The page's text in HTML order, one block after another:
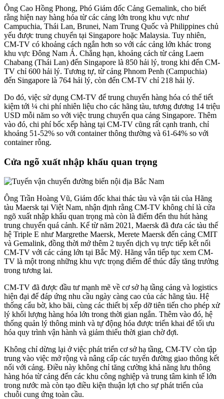
Ông Cao Hồng Phong, Phó Giám đốc Cảng Gemalink, cho biết
rằng hiện nay hàng hóa từ các cảng lớn trong khu vực như
Campuchia, Thái Lan, Brunei, Nam Trung Quốc và Philippines chủ
yếu được trung chuyển tại Singapore hoặc Malaysia. Tuy nhiên,
CM-TV có khoảng cách ngắn hơn so với các cảng lớn khác trong
khu vực Đông Nam Á. Chẳng hạn, khoảng cách từ cảng Laem
Chabang (Thái Lan) đến Singapore là 850 hải lý, trong khi đến CM-
TV chỉ 600 hải lý. Tương tự, từ cảng Phnom Penh (Campuchia)
đến Singapore là 764 hải lý, còn đến CM-TV chỉ 218 hải lý.
Do đó, việc sử dụng CM-TV để trung chuyển hàng hóa có thể tiết
kiệm tới ¼ chi phí nhiên liệu cho các hãng tàu, tương đương 14 triệu
USD mỗi năm so với việc trung chuyển qua cảng Singapore. Thêm
vào đó, chi phí bốc xếp hàng tại CM-TV cũng rất cạnh tranh, chỉ
khoảng 51-52% so với container thông thường và 61-64% so với
container rỗng.
Cửa ngõ xuất nhập khẩu quan trọng
Ông Trần Hoàng Vũ, Giám đốc khai thác tàu và vận tải của Hãng
tàu Maersk tại Việt Nam, nhận định rằng CM-TV không chỉ là cửa
ngõ xuất nhập khẩu quan trọng mà còn là điểm đến thu hút hàng
trung chuyển quá cảnh. Kể từ năm 2021, Maersk đã đưa các tàu thế
hệ Triple E như Margrethe Maersk, Merete Maersk đến cảng CMIT
và Gemalink, đồng thời mở thêm 2 tuyến dịch vụ trực tiếp kết nối
CM-TV với các cảng lớn tại Bắc Mỹ. Hãng vẫn tiếp tục xem CM-
TV là một trong những khu vực trọng điểm để thúc đẩy tăng trưởng
trong tương lai.
CM-TV đã được đầu tư mạnh mẽ về cơ sở hạ tầng cảng và logistics
hiện đại để đáp ứng nhu cầu ngày càng cao của các hãng tàu. Hệ
thống cẩu bờ, kho bãi, cùng các thiết bị xếp dỡ tiên tiến cho phép xử
lý khối lượng hàng hóa lớn trong thời gian ngắn. Thêm vào đó, hệ
thống quản lý thông minh và tự động hóa được triển khai để tối ưu
hóa quy trình vận hành và giảm thiểu thời gian chờ đợi.
Không chỉ dừng lại ở việc phát triển cơ sở hạ tầng, CM-TV còn tập
trung vào việc mở rộng và nâng cấp các tuyến đường giao thông kết
nối với cảng. Điều này không chỉ tăng cường khả năng lưu thông
hàng hóa từ cảng đến các khu công nghiệp và trung tâm kinh tế lớn
trong nước mà còn tạo điều kiện thuận lợi cho sự phát triển của
chuỗi cung ứng toàn cầu.